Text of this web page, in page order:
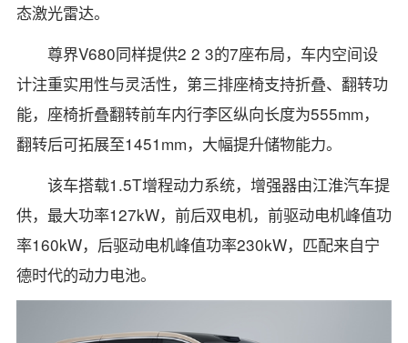
态激光雷达。
尊界V680同样提供2 2 3的7座布局，车内空间设
计注重实用性与灵活性，第三排座椅支持折叠、翻转功
能，座椅折叠翻转前车内行李区纵向长度为555mm，
翻转后可拓展至1451mm，大幅提升储物能力。
该车搭载1.5T增程动力系统，增强器由江淮汽车提
供，最大功率127kW，前后双电机，前驱动电机峰值功
率160kW，后驱动电机峰值功率230kW，匹配来自宁
德时代的动力电池。